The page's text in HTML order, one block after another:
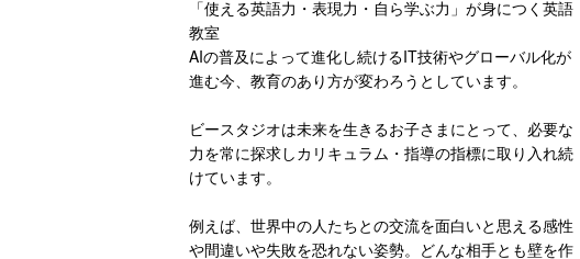
「使える英語力・表現力・自ら学ぶ力」が身につく英語
教室
AIの普及によって進化し続けるIT技術やグローバル化が
進む今、教育のあり方が変わろうとしています。
ビースタジオは未来を生きるお子さまにとって、必要な
力を常に探求しカリキュラム・指導の指標に取り入れ続
けています。
例えば、世界中の人たちとの交流を面白いと思える感性
や間違いや失敗を恐れない姿勢。どんな相手とも壁を作